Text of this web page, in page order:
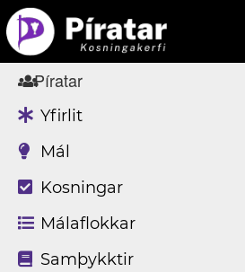
Píratar
Yfirlit
Mál
Kosningar
Málaflokkar
Samþykktir